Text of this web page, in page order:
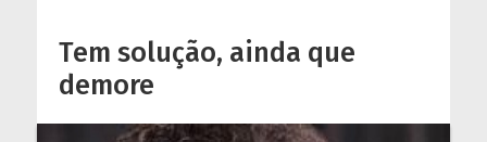
Tem solução, ainda que
demore